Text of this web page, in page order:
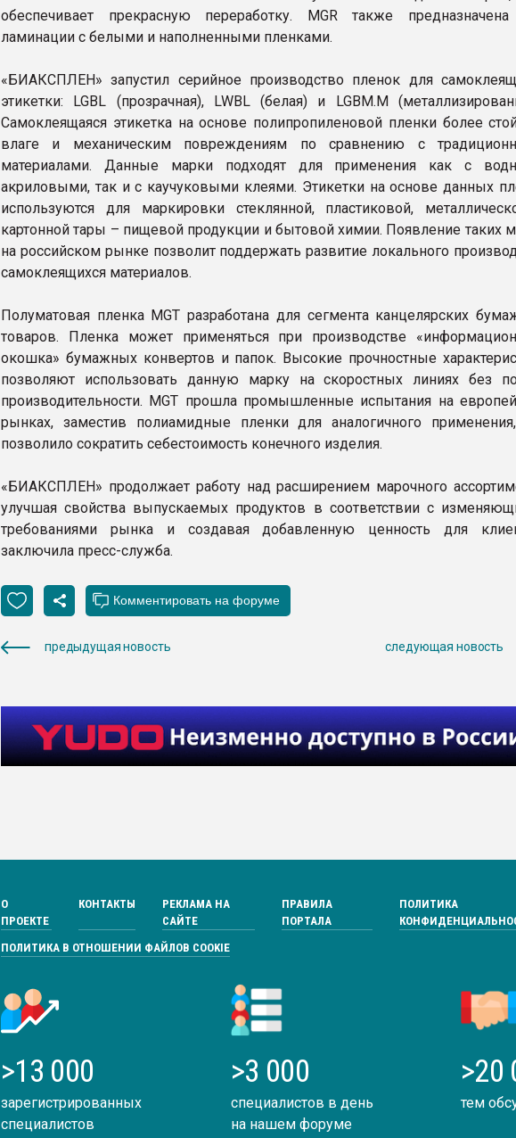
обеспечивает прекрасную переработку. MGR также
ламинации с белыми и наполненными пленками.
«БИАКСПЛЕН» запустил серийное производство пленок для
этикетки: LGBL (прозрачная), LWBL (белая) и LGBM.M
Самоклеящаяся этикетка на основе полипропиленовой пленки более
влаге и механическим повреждениям по сравнению с
материалами. Данные марки подходят для применения как с
акриловыми, так и с каучуковыми клеями. Этикетки на основе данных
используются для маркировки стеклянной, пластиковой,
картонной тары – пищевой продукции и бытовой химии. Появление таких
на российском рынке позволит поддержать развитие локального
самоклеящихся материалов.
Полуматовая пленка MGT разработана для сегмента канцелярских
товаров. Пленка может применяться при производстве
окошка» бумажных конвертов и папок. Высокие прочностные
позволяют использовать данную марку на скоростных линиях без
производительности. MGT прошла промышленные испытания на
рынках, заместив полиамидные пленки для аналогичного
позволило сократить себестоимость конечного изделия.
«БИАКСПЛЕН» продолжает работу над расширением марочного
улучшая свойства выпускаемых продуктов в соответствии с
требованиями рынка и создавая добавленную ценность для
заключила пресс-служба.
предыдущая новость следующая новость
О
ПРОЕКТЕ
КОНТАКТЫ
РЕКЛАМА НА
САЙТЕ
ПРАВИЛА
ПОРТАЛА
ПОЛИТИКА
ПОЛИТИКА В ОТНОШЕНИИ ФАЙЛОВ COOKIE
>13 000
зарегистрированных
специалистов
>3 000
специалистов в день
на нашем форуме
>20
тем